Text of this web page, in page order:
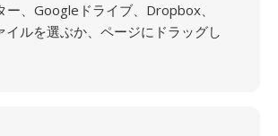
ー、Googleドライブ、Dropbox、
イルを選ぶか、ページにドラッグし